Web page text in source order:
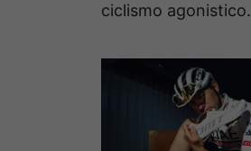
ciclismo agonistico.